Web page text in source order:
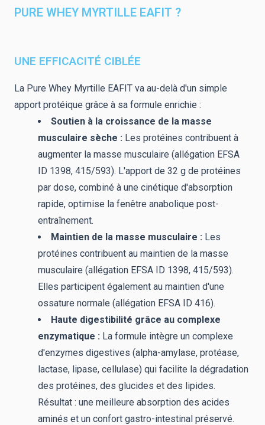
PURE WHEY MYRTILLE EAFIT ?
UNE EFFICACITÉ CIBLÉE
La Pure Whey Myrtille EAFIT va au-delà d'un simple
apport protéique grâce à sa formule enrichie :
Soutien à la croissance de la masse
musculaire sèche : Les protéines contribuent à
augmenter la masse musculaire (allégation EFSA
ID 1398, 415/593). L'apport de 32 g de protéines
par dose, combiné à une cinétique d'absorption
rapide, optimise la fenêtre anabolique post-
entraînement.
Maintien de la masse musculaire : Les
protéines contribuent au maintien de la masse
musculaire (allégation EFSA ID 1398, 415/593).
Elles participent également au maintien d'une
ossature normale (allégation EFSA ID 416).
Haute digestibilité grâce au complexe
enzymatique : La formule intègre un complexe
d'enzymes digestives (alpha-amylase, protéase,
lactase, lipase, cellulase) qui facilite la dégradation
des protéines, des glucides et des lipides.
Résultat : une meilleure absorption des acides
aminés et un confort gastro-intestinal préservé.